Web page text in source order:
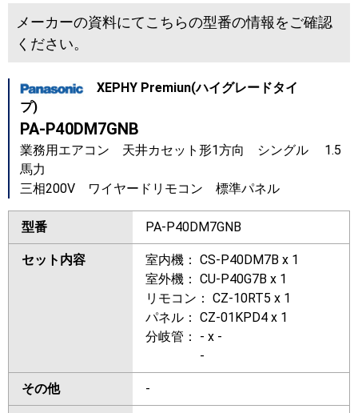
メーカーの資料にてこちらの型番の情報をご確認
ください。
XEPHY Premiun(ハイグレードタイ
プ)
PA-P40DM7GNB
業務用エアコン 天井カセット形1方向 シングル 1.5
馬力
三相200V ワイヤードリモコン 標準パネル
型番 PA-P40DM7GNB
セット内容
室内機： CS-P40DM7B x 1
室外機： CU-P40G7B x 1
リモコン： CZ-10RT5 x 1
パネル： CZ-01KPD4 x 1
分岐管： - x -
-
その他 -